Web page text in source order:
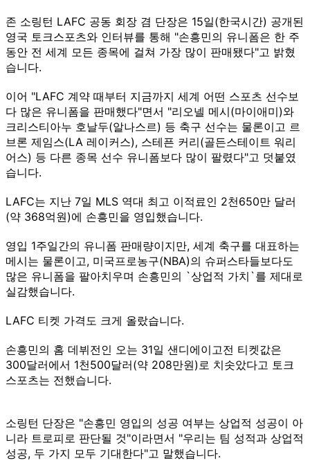
존 소링턴 LAFC 공동 회장 겸 단장은 15일(한국시간) 공개된
영국 토크스포츠와 인터뷰를 통해 "손흥민의 유니폼은 한 주
동안 전 세계 모든 종목에 걸쳐 가장 많이 판매됐다"고 밝혔
습니다.
이어 "LAFC 계약 때부터 지금까지 세계 어떤 스포츠 선수보
다 많은 유니폼을 판매했다"면서 "리오넬 메시(마이애미)와
크리스티아누 호날두(알나스르) 등 축구 선수는 물론이고 르
브론 제임스(LA 레이커스), 스테픈 커리(골든스테이트 워리
어스) 등 다른 종목 선수 유니폼보다 많이 팔렸다"고 덧붙였
습니다.
LAFC는 지난 7일 MLS 역대 최고 이적료인 2천650만 달러
(약 368억원)에 손흥민을 영입했습니다.
영입 1주일간의 유니폼 판매량이지만, 세계 축구를 대표하는
메시는 물론이고, 미국프로농구(NBA)의 슈퍼스타들보다도
많은 유니폼을 팔아치우며 손흥민의 `상업적 가치`를 제대로
실감했습니다.
LAFC 티켓 가격도 크게 올랐습니다.
손흥민의 홈 데뷔전인 오는 31일 샌디에이고전 티켓값은
300달러에서 1천500달러(약 208만원)로 치솟았다고 토크
스포츠는 전했습니다.
소링턴 단장은 "손흥민 영입의 성공 여부는 상업적 성공이 아
니라 트로피로 판단될 것"이라면서 "우리는 팀 성적과 상업적
성공, 두 가지 모두 기대한다"고 말했습니다.